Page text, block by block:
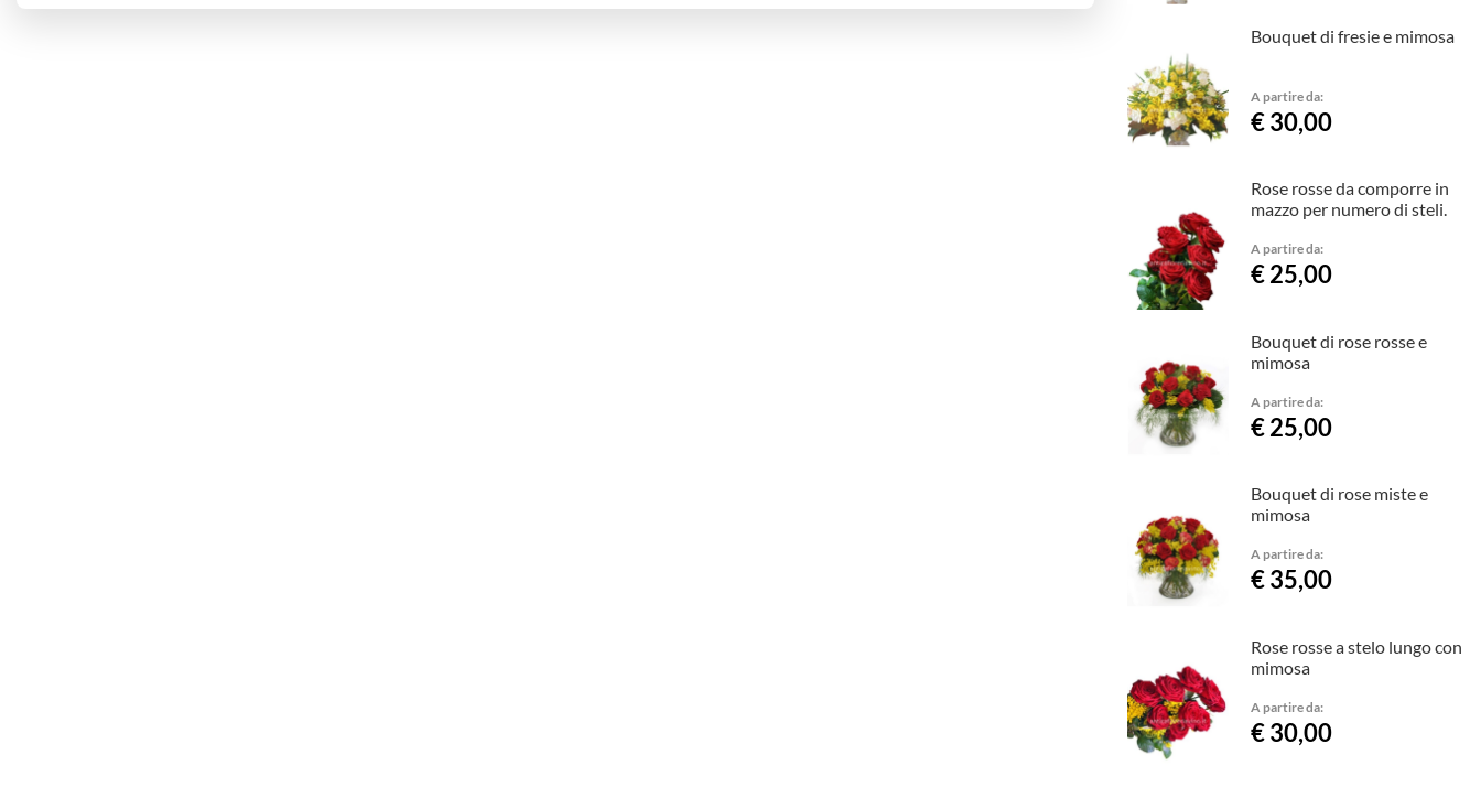
Bouquet di fresie e mimosa
A partire da:
€ 30,00
Rose rosse da comporre in
mazzo per numero di steli.
A partire da:
€ 25,00
Bouquet di rose rosse e
mimosa
A partire da:
€ 25,00
Bouquet di rose miste e
mimosa
A partire da:
€ 35,00
Rose rosse a stelo lungo con
mimosa
A partire da:
€ 30,00